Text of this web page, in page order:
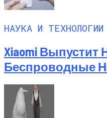
НАУКА И ТЕХНОЛОГИИ
Xiaomi
Беспроводные